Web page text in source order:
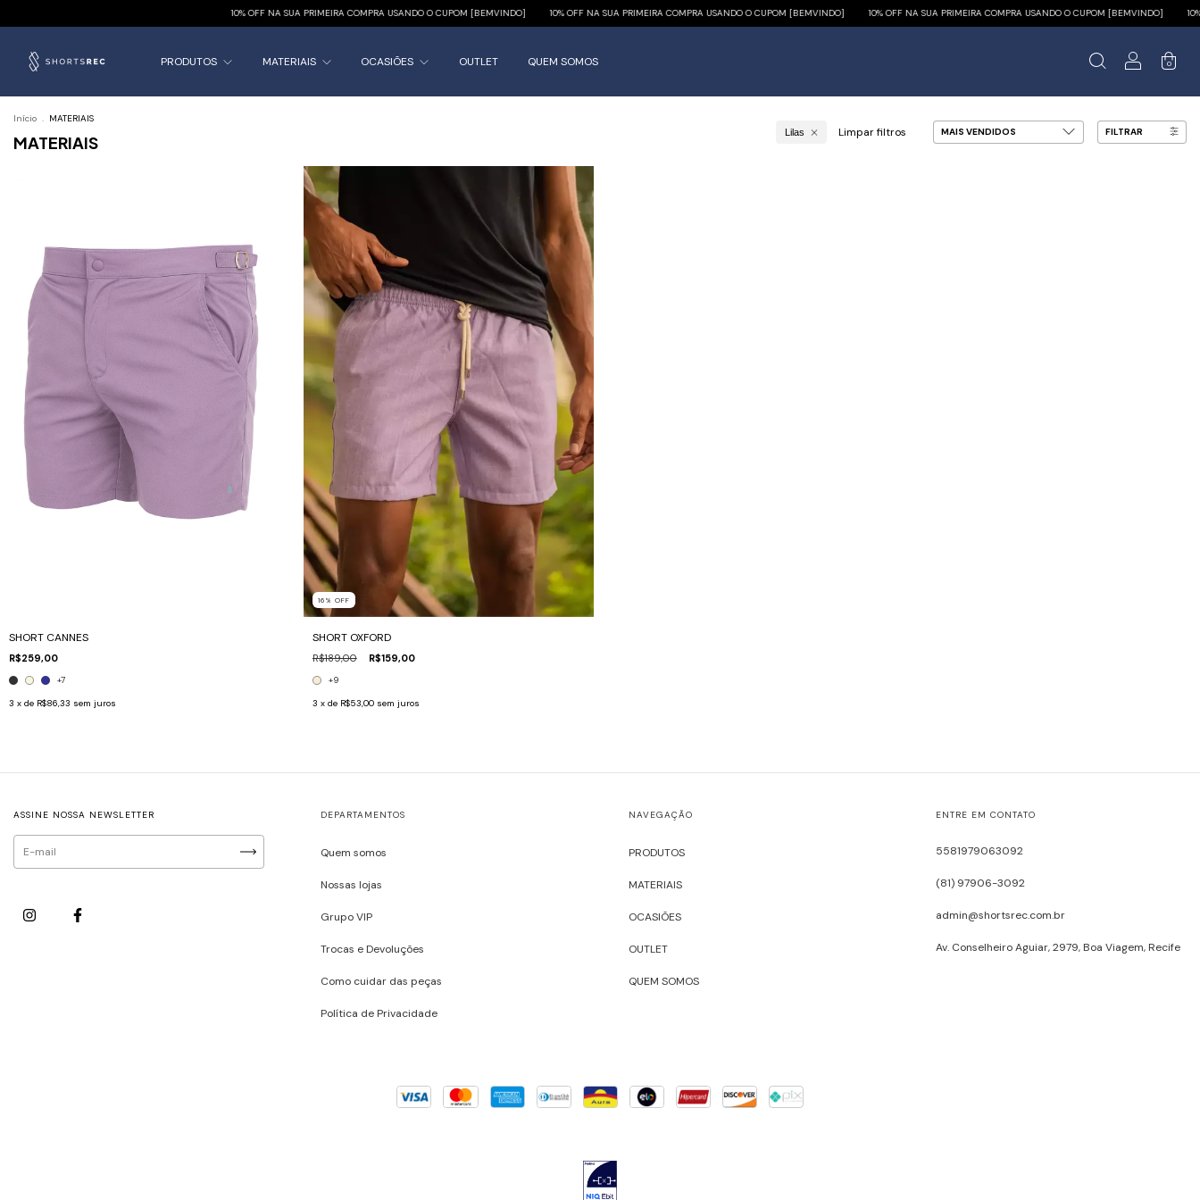
10% OFF NA SUA PRIMEIRA COMPRA USANDO O CUPOM [BEMVINDO] 10% OFF NA SUA PRIMEIRA COMPRA USANDO O CUPOM [BEMVINDO] 10% OFF NA SUA PRIMEIRA COMPRA USANDO O CUPOM [BEMVINDO] 10%
PRODUTOS MATERIAIS OCASIÕES OUTLET QUEM SOMOS 0
Início . MATERIAIS
MATERIAIS
Lilas Limpar filtros FILTRAR
SHORT CANNES
R$259,00
+7
3 x de R$86,33 sem juros
16 % OFF
SHORT OXFORD
R$189,00 R$159,00
+9
3 x de R$53,00 sem juros
ASSINE NOSSA NEWSLETTER DEPARTAMENTOS
Quem somos
Nossas lojas
Grupo VIP
Trocas e Devoluções
Como cuidar das peças
Política de Privacidade
NAVEGAÇÃO
PRODUTOS
MATERIAIS
OCASIÕES
OUTLET
QUEM SOMOS
ENTRE EM CONTATO
5581979063092
(81) 97906-3092
admin@shortsrec.com.br
Av. Conselheiro Aguiar, 2979, Boa Viagem, Recife